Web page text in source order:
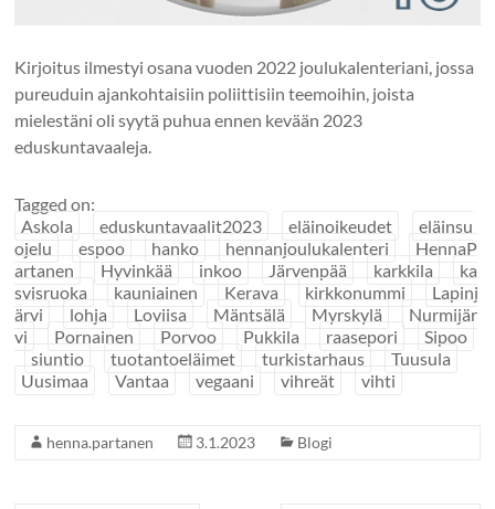
Kirjoitus ilmestyi osana vuoden 2022 joulukalenteriani, jossa
pureuduin ajankohtaisiin poliittisiin teemoihin, joista
mielestäni oli syytä puhua ennen kevään 2023
eduskuntavaaleja.
Tagged on:
Askola
eduskuntavaalit2023 eläinoikeudet
eläinsu
ojelu
espoo hanko hennanjoulukalenteri
HennaP
artanen
Hyvinkää inkoo Järvenpää karkkila
ka
svisruoka
kauniainen Kerava kirkkonummi
Lapinj
ärvi
lohja Loviisa Mäntsälä Myrskylä
Nurmijär
vi
Pornainen Porvoo Pukkila raasepori
Sipoo
siuntio
tuotantoeläimet turkistarhaus
Tuusula
Uusimaa
Vantaa vegaani vihreät vihti
henna.partanen 3.1.2023 Blogi